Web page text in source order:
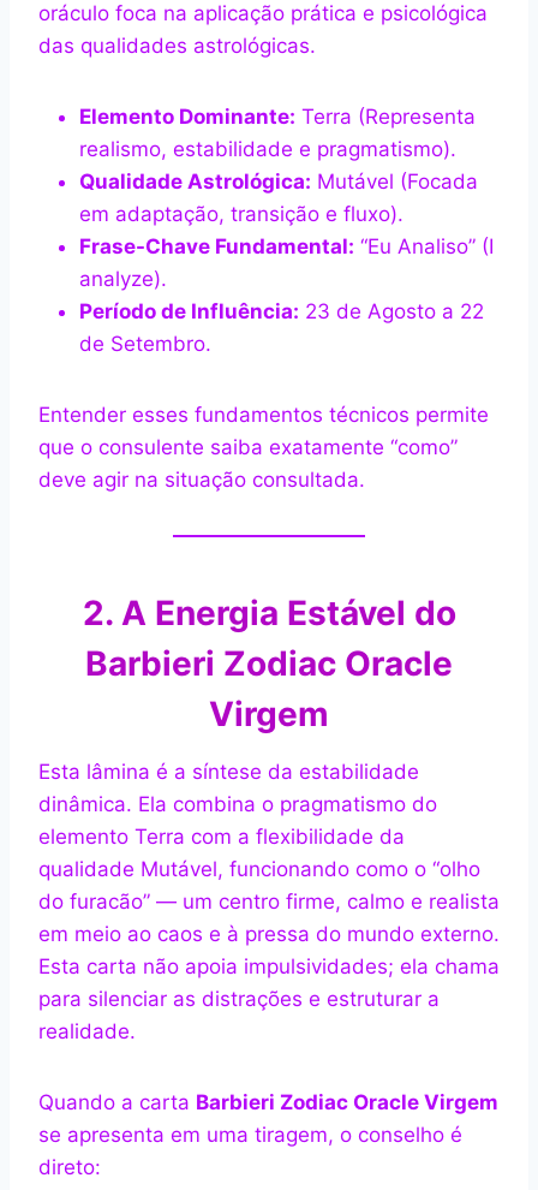
oráculo foca na aplicação prática e psicológica
das qualidades astrológicas.
Elemento Dominante: Terra (Representa
realismo, estabilidade e pragmatismo).
Qualidade Astrológica: Mutável (Focada
em adaptação, transição e fluxo).
Frase-Chave Fundamental: “Eu Analiso” (I
analyze).
Período de Influência: 23 de Agosto a 22
de Setembro.
Entender esses fundamentos técnicos permite
que o consulente saiba exatamente “como”
deve agir na situação consultada.
2. A Energia Estável do
Barbieri Zodiac Oracle
Virgem
Esta lâmina é a síntese da estabilidade
dinâmica. Ela combina o pragmatismo do
elemento Terra com a flexibilidade da
qualidade Mutável, funcionando como o “olho
do furacão” — um centro firme, calmo e realista
em meio ao caos e à pressa do mundo externo.
Esta carta não apoia impulsividades; ela chama
para silenciar as distrações e estruturar a
realidade.
Quando a carta Barbieri Zodiac Oracle Virgem
se apresenta em uma tiragem, o conselho é
direto: